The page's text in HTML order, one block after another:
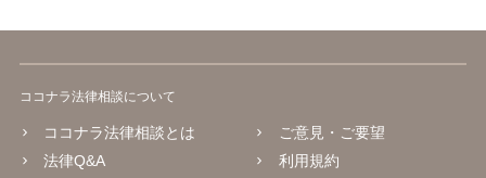
ココナラ法律相談について
ココナラ法律相談とは
法律Q&A
ご意見・ご要望
利用規約